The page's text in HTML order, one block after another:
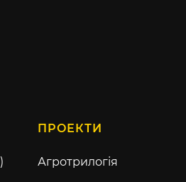
ПРОЕКТИ
Агротрилогія